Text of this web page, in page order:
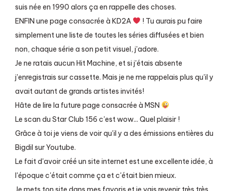
suis née en 1990 alors ça en rappelle des choses.
ENFIN une page consacrée à KD2A
! Tu aurais pu faire
simplement une liste de toutes les séries diffusées et bien
non, chaque série a son petit visuel, j'adore.
Je ne ratais aucun Hit Machine, et si j'étais absente
j'enregistrais sur cassette. Mais je ne me rappelais plus qu'il y
avait autant de grands artistes invités!
Hâte de lire la future page consacrée à MSN
Le scan du Star Club 156 c'est wow... Quel plaisir !
Grâce à toi je viens de voir qu'il y a des émissions entières du
Bigdil sur Youtube.
Le fait d'avoir créé un site internet est une excellente idée, à
l'époque c'était comme ça et c'était bien mieux.